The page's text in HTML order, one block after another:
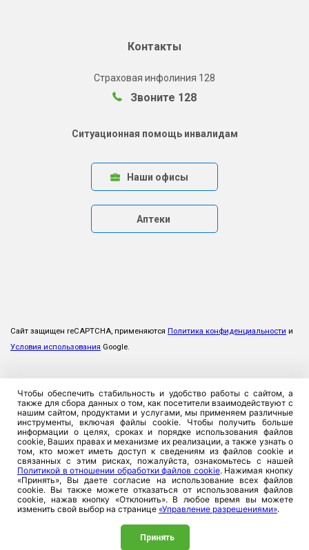
Контакты
Страховая инфолиния 128
Звоните 128
Ситуационная помощь инвалидам
Наши офисы
Аптеки
Сайт защищен reCAPTCHA, применяются Политика конфиденциальности и
Условия использования Google.
Чтобы обеспечить стабильность и удобство работы с сайтом, а
также для сбора данных о том, как посетители взаимодействуют с
нашим сайтом, продуктами и услугами, мы применяем различные
инструменты, включая файлы cookie. Чтобы получить больше
информации о целях, сроках и порядке использования файлов
cookie, Ваших правах и механизме их реализации, а также узнать о
том, кто может иметь доступ к сведениям из файлов cookie и
связанных с этим рисках, пожалуйста, ознакомьтесь с нашей
Политикой в отношении обработки файлов cookie. Нажимая кнопку
«Принять», Вы даете согласие на использование всех файлов
cookie. Вы также можете отказаться от использования файлов
cookie, нажав кнопку «Отклонить». В любое время вы можете
изменить свой выбор на странице «Управление разрешениями».
Принять